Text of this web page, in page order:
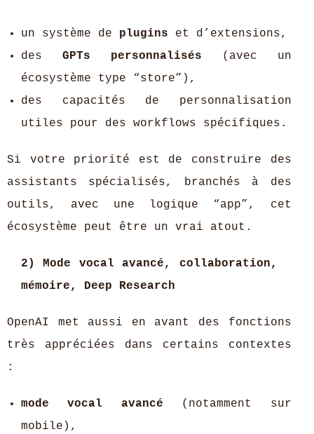
un système de plugins et d’extensions,
des GPTs personnalisés (avec un
écosystème type “store”),
des capacités de personnalisation
utiles pour des workflows spécifiques.
Si votre priorité est de construire des
assistants spécialisés, branchés à des
outils, avec une logique “app”, cet
écosystème peut être un vrai atout.
2) Mode vocal avancé, collaboration,
mémoire, Deep Research
OpenAI met aussi en avant des fonctions
très appréciées dans certains contextes
:
mode vocal avancé (notamment sur
mobile),